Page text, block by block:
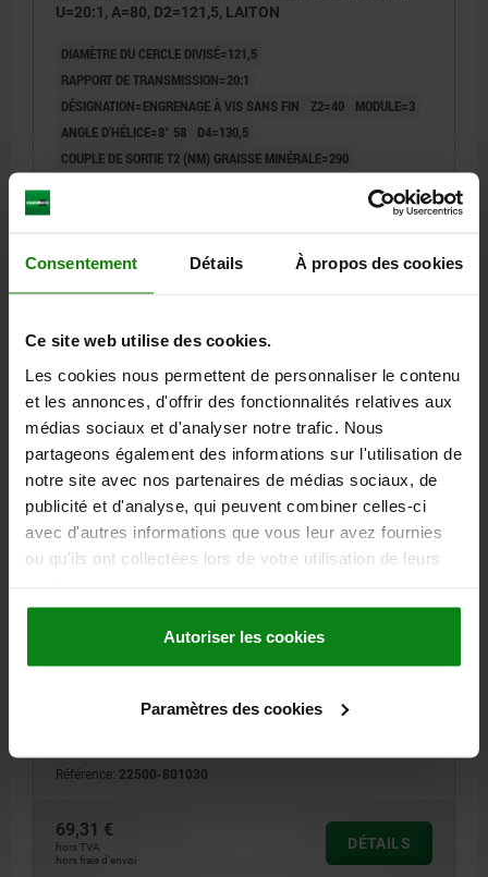
Consentement Détails À propos des cookies
Ce site web utilise des cookies.
Les cookies nous permettent de personnaliser le contenu
et les annonces, d'offrir des fonctionnalités relatives aux
médias sociaux et d'analyser notre trafic. Nous
partageons également des informations sur l'utilisation de
notre site avec nos partenaires de médias sociaux, de
publicité et d'analyse, qui peuvent combiner celles-ci
avec d'autres informations que vous leur avez fournies
ou qu'ils ont collectées lors de votre utilisation de leurs
Autoriser les cookies
Paramètres des cookies
U=20:1, A=80, D2=121,5, LAITON
DIAMÈTRE DU CERCLE DIVISÉ=121,5
RAPPORT DE TRANSMISSION=20:1
DÉSIGNATION=ENGRENAGE À VIS SANS FIN
Z2=40
MODULE=3
ANGLE D'HÉLICE=8° 58
D4=130,5
COUPLE DE SORTIE T2 (NM) GRAISSE MINÉRALE=290
266,99 €
DÉSIGNATION=VIS SANS FIN
DIAMÈTRE DU CERCLE DIVISÉ=40
Z1=1 MODULE=4 ANGLE D'HÉLICE=5° 44 D3=48
COUPLE DE SORTIE T2 (NM) HUILE MINÉRALE=417
Référence: 22500-801030
69,31 €
hors TVA
hors frais d’envoi
DÉTAILS